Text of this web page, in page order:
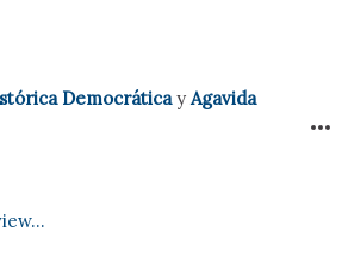
DemocráticayAgavida